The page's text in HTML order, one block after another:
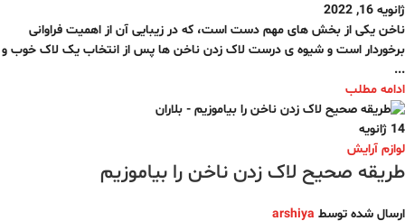
ژانویه 16, 2022
ناخن یکی از بخش های مهم دست است، که در زیبایی آن از اهمیت فراوانی
برخوردار است و شیوه ی درست لاک زدن ناخن ها پس از انتخاب یک لاک خوب و
...
ادامه مطلب
14 ژانویه
لوازم آرایش
طریقه صحیح لاک زدن ناخن را بیاموزیم
ارسال شده توسط arshiya